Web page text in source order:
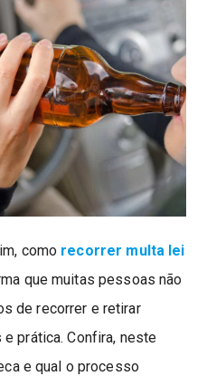
como recorrer multa lei
que muitas pessoas não
de recorrer e retirar
prática. Confira, neste
e qual o processo